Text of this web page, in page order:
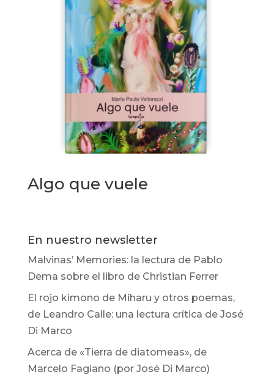
Algo que vuele
En nuestro newsletter
Malvinas’ Memories: la lectura de Pablo
Dema sobre el libro de Christian Ferrer
El rojo kimono de Miharu y otros poemas,
de Leandro Calle: una lectura crítica de José
Di Marco
Acerca de «Tierra de diatomeas», de
Marcelo Fagiano (por José Di Marco)